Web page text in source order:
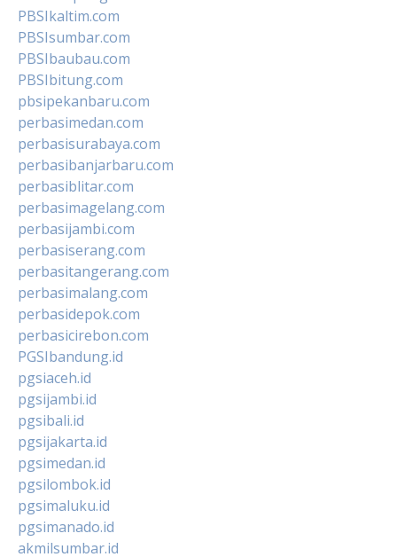
PBSIkaltim.com
PBSIsumbar.com
PBSIbaubau.com
PBSIbitung.com
pbsipekanbaru.com
perbasimedan.com
perbasisurabaya.com
perbasibanjarbaru.com
perbasiblitar.com
perbasimagelang.com
perbasijambi.com
perbasiserang.com
perbasitangerang.com
perbasimalang.com
perbasidepok.com
perbasicirebon.com
PGSIbandung.id
pgsiaceh.id
pgsijambi.id
pgsibali.id
pgsijakarta.id
pgsimedan.id
pgsilombok.id
pgsimaluku.id
pgsimanado.id
akmilsumbar.id